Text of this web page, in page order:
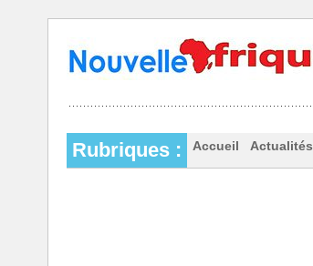
Rubriques : Accueil Actualités